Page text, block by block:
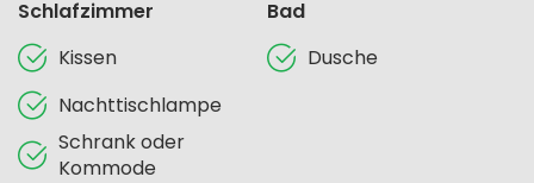
Schlafzimmer
Kissen
Nachttischlampe
Schrank oder
Kommode
Bad
Dusche